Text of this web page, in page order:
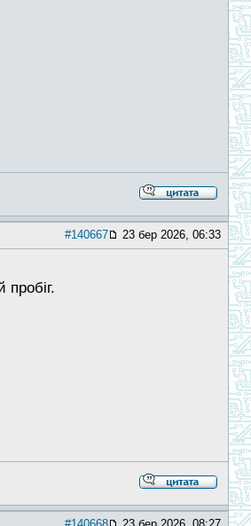
#140667 23 бер 2026, 06:33